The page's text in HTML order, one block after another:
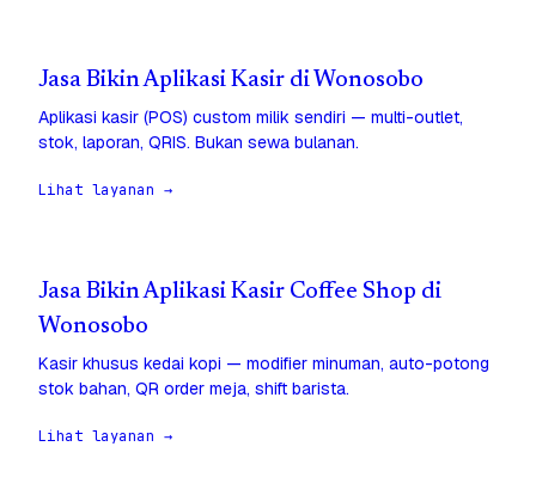
Jasa Bikin Aplikasi Kasir di Wonosobo
Aplikasi kasir (POS) custom milik sendiri — multi-outlet,
stok, laporan, QRIS. Bukan sewa bulanan.
Lihat layanan →
Jasa Bikin Aplikasi Kasir Coffee Shop di
Wonosobo
Kasir khusus kedai kopi — modifier minuman, auto-potong
stok bahan, QR order meja, shift barista.
Lihat layanan →